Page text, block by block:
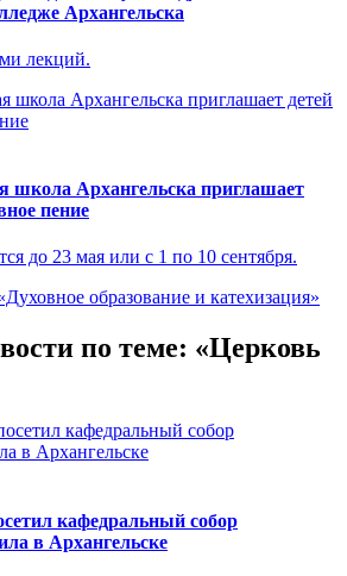
Архангельска
лекций.
школа Архангельска приглашает
пение
до 23 мая или с 1 по 10 сентября.
образование и катехизация»
по теме: «Церковь
кафедральный собор
в Архангельске